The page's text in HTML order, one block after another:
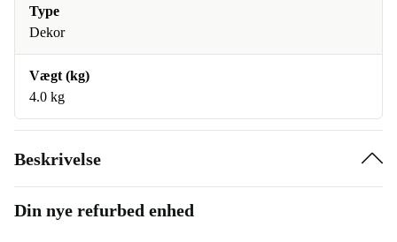
Type
Dekor
Vægt (kg)
4.0 kg
Beskrivelse
Din nye refurbed enhed